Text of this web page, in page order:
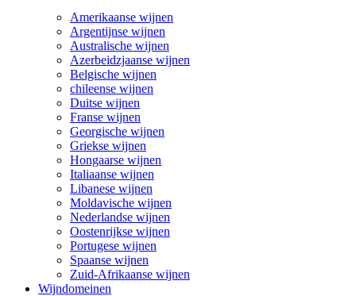
Amerikaanse wijnen
Argentijnse wijnen
Australische wijnen
Azerbeidzjaanse wijnen
Belgische wijnen
chileense wijnen
Duitse wijnen
Franse wijnen
Georgische wijnen
Griekse wijnen
Hongaarse wijnen
Italiaanse wijnen
Libanese wijnen
Moldavische wijnen
Nederlandse wijnen
Oostenrijkse wijnen
Portugese wijnen
Spaanse wijnen
Zuid-Afrikaanse wijnen
Wijndomeinen